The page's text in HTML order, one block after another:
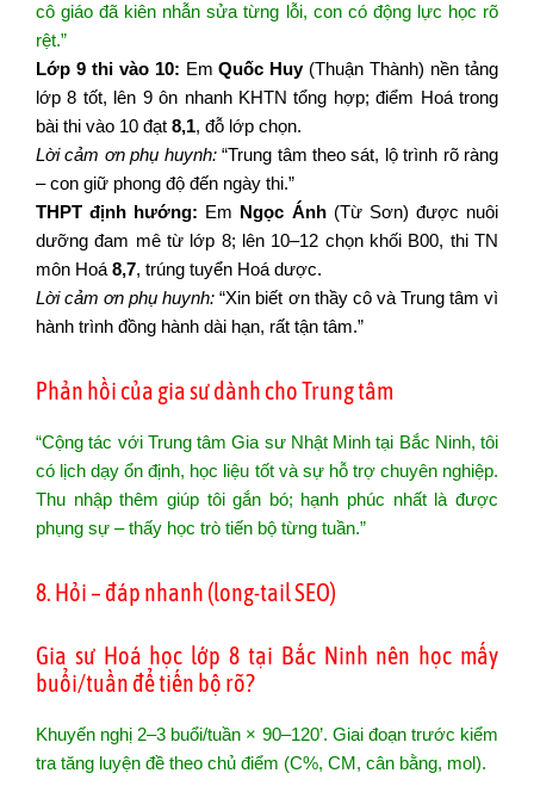
cô giáo đã kiên nhẫn sửa từng lỗi, con có động lực học rõ
rệt.”
Lớp 9 thi vào 10: EmQuốc Huy(Thuận Thành) nền tảng
lớp 8 tốt, lên 9 ôn nhanh KHTN tổng hợp; điểm Hoá trong
bài thi vào 10 đạt 8,1, đỗ lớp chọn.
Lời cảm ơn phụ huynh:“Trung tâm theo sát, lộ trình rõ ràng
– con giữ phong độ đến ngày thi.”
THPT định hướng: Em Ngọc Ánh(Từ Sơn) được nuôi
dưỡng đam mê từ lớp 8; lên 10–12 chọn khối B00, thi TN
môn Hoá 8,7, trúng tuyển Hoá dược.
Lời cảm ơn phụ huynh: “Xin biết ơn thầy cô và Trung tâm vì
hành trình đồng hành dài hạn, rất tận tâm.”
Phản hồi của gia sư dành cho Trung tâm
“Cộng tác với Trung tâm Gia sư Nhật Minh tại Bắc Ninh, tôi
có lịch dạy ổn định, học liệu tốt và sự hỗ trợ chuyên nghiệp.
Thu nhập thêm giúp tôi gắn bó; hạnh phúc nhất là được
phụng sự – thấy học trò tiến bộ từng tuần.”
8. Hỏi – đáp nhanh (long-tail SEO)
Gia sư Hoá học lớp 8 tại Bắc Ninh nên học mấy
buổi/tuần để tiến bộ rõ?
Khuyến nghị 2–3 buổi/tuần × 90–120’. Giai đoạn trước kiểm
tra tăng luyện đề theo chủ điểm (C%, CM, cân bằng, mol).